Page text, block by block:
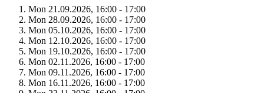
Mon 21.09.2026, 16:00 - 17:00
Mon 28.09.2026, 16:00 - 17:00
Mon 05.10.2026, 16:00 - 17:00
Mon 12.10.2026, 16:00 - 17:00
Mon 19.10.2026, 16:00 - 17:00
Mon 02.11.2026, 16:00 - 17:00
Mon 09.11.2026, 16:00 - 17:00
Mon 16.11.2026, 16:00 - 17:00